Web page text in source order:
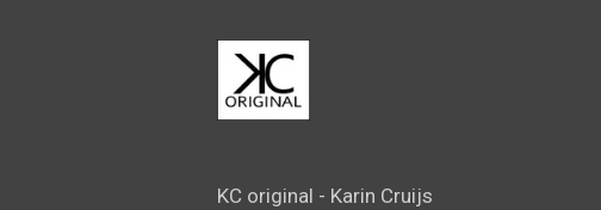
b
o
o
k
a
g
a
m
KC original - Karin Cruijs